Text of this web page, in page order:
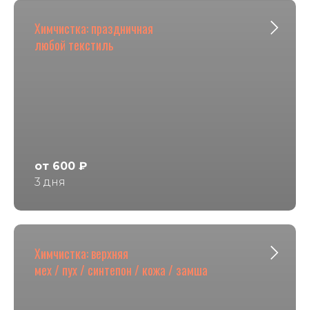
Химчистка: праздничная
любой текстиль
от 600 ₽
3 дня
Химчистка: верхняя
мех / пух / синтепон / кожа / замша